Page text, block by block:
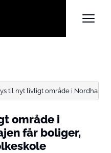
til nyt livligt område i Nordhavn:
område i
får boliger,